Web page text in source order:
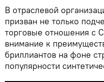
В отраслевой
призван не только
торговые отношения с
внимание к
бриллиантов на фоне
популярности